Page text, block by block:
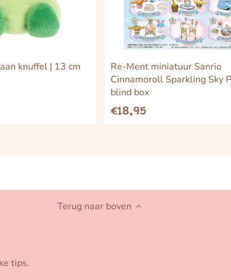
knuffel | 13 cm
Re-Ment miniatuur Sanrio
Cinnamoroll Sparkling Sky
blind box
€18,95
Terug naar boven
tips.